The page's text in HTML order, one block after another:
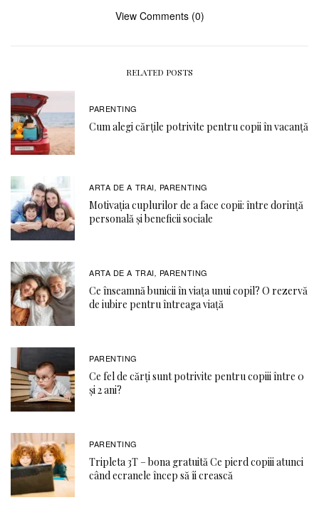
View Comments (0)
RELATED POSTS
PARENTING
Cum alegi cărțile potrivite pentru copii în vacanță
ARTA DE A TRAI, PARENTING
Motivația cuplurilor de a face copii: între dorință
personală și beneficii sociale
ARTA DE A TRAI, PARENTING
Ce înseamnă bunicii în viața unui copil? O rezervă
de iubire pentru întreaga viață
PARENTING
Ce fel de cărți sunt potrivite pentru copiii între 0
și 2 ani?
PARENTING
Tripleta 3T – bona gratuită Ce pierd copiii atunci
când ecranele încep să îi crească